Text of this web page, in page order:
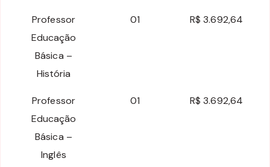
Professor
Educação
Básica –
História
01 R$ 3.692,64
Professor
Educação
Básica –
Inglês
01 R$ 3.692,64